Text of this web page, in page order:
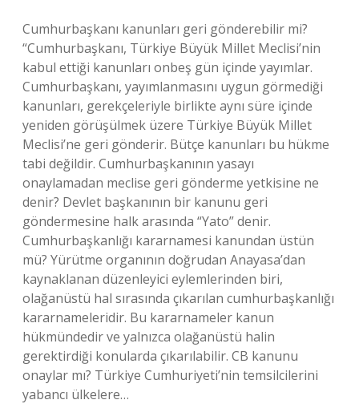
Cumhurbaşkanı kanunları geri gönderebilir mi?
“Cumhurbaşkanı, Türkiye Büyük Millet Meclisi’nin
kabul ettiği kanunları onbeş gün içinde yayımlar.
Cumhurbaşkanı, yayımlanmasını uygun görmediği
kanunları, gerekçeleriyle birlikte aynı süre içinde
yeniden görüşülmek üzere Türkiye Büyük Millet
Meclisi’ne geri gönderir. Bütçe kanunları bu hükme
tabi değildir. Cumhurbaşkanının yasayı
onaylamadan meclise geri gönderme yetkisine ne
denir? Devlet başkanının bir kanunu geri
göndermesine halk arasında “Yato” denir.
Cumhurbaşkanlığı kararnamesi kanundan üstün
mü? Yürütme organının doğrudan Anayasa’dan
kaynaklanan düzenleyici eylemlerinden biri,
olağanüstü hal sırasında çıkarılan cumhurbaşkanlığı
kararnameleridir. Bu kararnameler kanun
hükmündedir ve yalnızca olağanüstü halin
gerektirdiği konularda çıkarılabilir. CB kanunu
onaylar mı? Türkiye Cumhuriyeti’nin temsilcilerini
yabancı ülkelere…